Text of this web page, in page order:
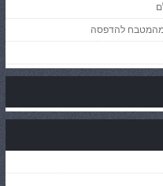
מהמטבח להדפסה